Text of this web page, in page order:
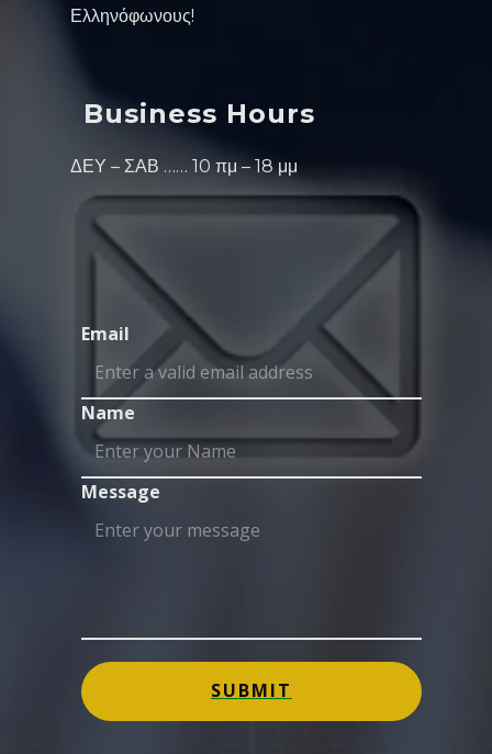
Ελληνόφωνους!
Business Hours
ΔΕΥ – ΣΑΒ …… 10 πμ – 18 μμ
Email
Name
Message
SUBMIT